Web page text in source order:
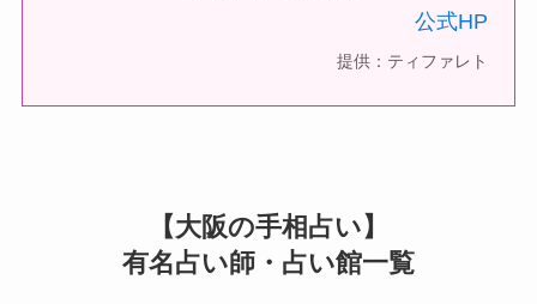
公式HP
提供：ティファレト
【大阪の手相占い】
有名占い師・占い館一覧